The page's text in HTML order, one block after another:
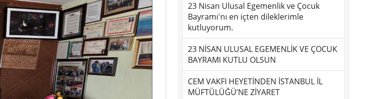
23 Nisan Ulusal Egemenlik ve Çocuk
Bayramı'nı en içten dileklerimle
kutluyorum.
23 NİSAN ULUSAL EGEMENLİK VE ÇOCUK
BAYRAMI KUTLU OLSUN
CEM VAKFI HEYETİNDEN İSTANBUL İL
MÜFTÜLÜĞÜ’NE ZİYARET